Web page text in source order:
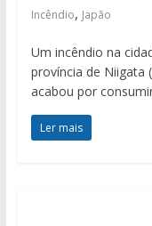
Incêndio, Japão
Um incêndio na
província de Niigata
acabou por
Ler mais